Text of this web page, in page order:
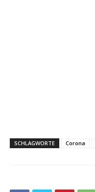
SCHLAGWORTE Corona